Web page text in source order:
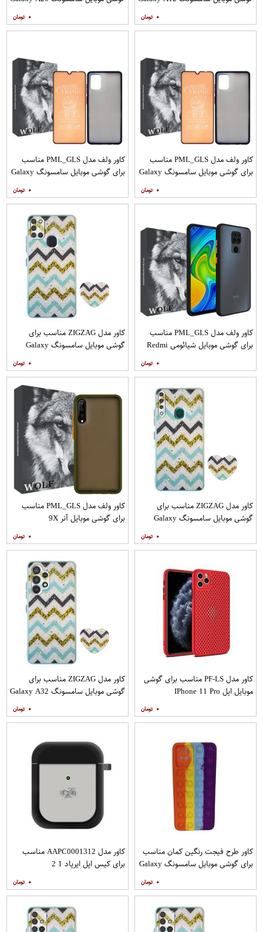
۰ ۰
کاور ولف مدل PML_GLS مناسب
برای گوشی موبایل سامسونگ Galaxy
۰
کاور ولف مدل PML_GLS مناسب
برای گوشی موبایل سامسونگ Galaxy
مات
۰
کاور ولف مدل PML_GLS مناسب
برای گوشی موبایل شیائومی Redmi
۰
کاور مدل ZIGZAG مناسب برای
گوشی موبایل سامسونگ Galaxy
۰
کاور مدل ZIGZAG مناسب برای
گوشی موبایل سامسونگ Galaxy
۰
کاور ولف مدل PML_GLS مناسب
برای گوشی موبایل آنر 9X
۰
کاور مدل PF-LS مناسب برای گوشی
موبایل اپل IPhone 11 Pro
۰
کاور مدل ZIGZAG مناسب برای
گوشی موبایل سامسونگ Galaxy A32
۰
کاور طرح فیجت رنگین کمان مناسب
برای گوشی موبایل سامسونگ Galaxy
۰
کاور مدل AAPC0001312 مناسب
برای کیس اپل ایرپاد 1 2
۰